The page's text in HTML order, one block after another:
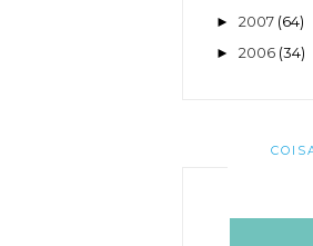
► 2007 (64)
► 2006 (34)